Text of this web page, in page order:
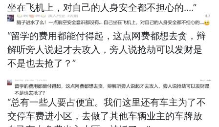
坐在飞机上，对自己的人身安全都不担心的....”
“留学的费用都能付得起，这点网费都想去贪，辩
解听旁人说起才去攻入，旁人说抢劫可以发财是
不是也去抢了？”
“总有一些人要占便宜。我们这里还有车主为了不
交停车费进小区，去做了其他车辆业主的车牌放